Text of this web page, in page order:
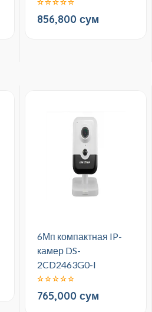
856,800 сум
6Мп компактная IP-
камер DS-
2CD2463G0-I
765,000 сум